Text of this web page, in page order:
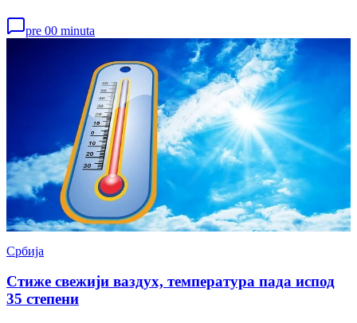
pre 00 minuta
Србија
Стиже свежији ваздух, температура пада испод
35 степени